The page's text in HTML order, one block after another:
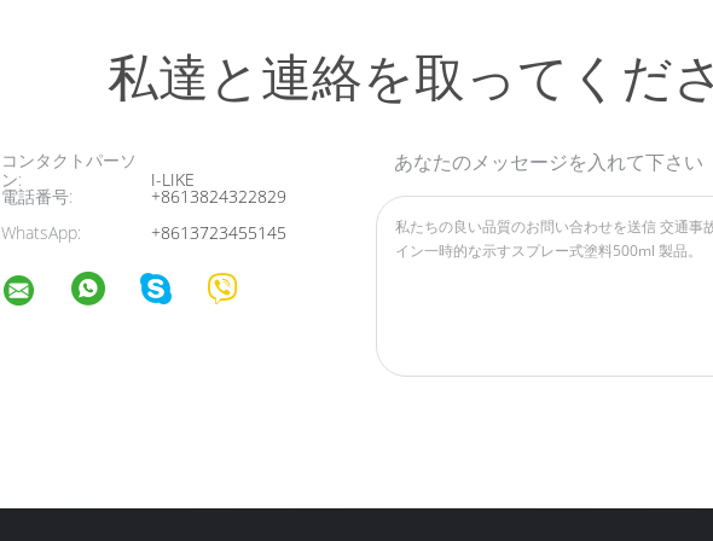
私達と連絡を取ってくだ
コンタクトパーソ
ン:
I-LIKE
電話番号:
+8613824322829
WhatsApp:
+8613723455145
あなたのメッセージを入れて下さい